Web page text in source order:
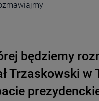
będziemy
Trzaskowski w